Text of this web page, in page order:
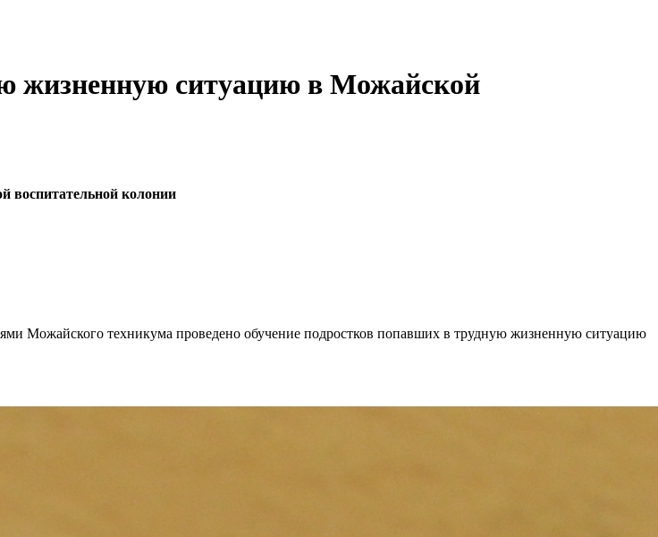
жизненную ситуацию в Можайской
воспитательной колонии
Можайского техникума проведено обучение подростков попавших в трудную жизненную ситуацию